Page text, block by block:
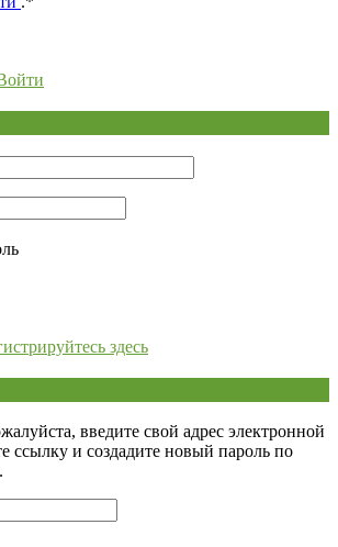
здесь
введите свой адрес электронной
ссылку и создадите новый пароль по